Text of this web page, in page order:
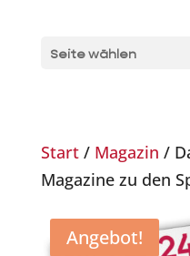
Seite wählen
Start/ Magazin /
Magazine zu den
Angebot!